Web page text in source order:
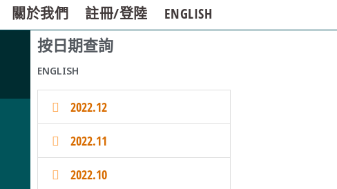
關於我們 註冊/登陸 ENGLISH
按日期查詢
ENGLISH
2022.12
2022.11
2022.10